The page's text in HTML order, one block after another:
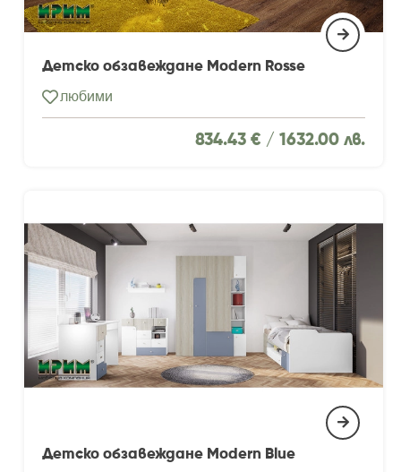
Детско обзавеждане Modern Rosse
любими
834.43 € / 1632.00 лв.
Детско обзавеждане Modern Blue